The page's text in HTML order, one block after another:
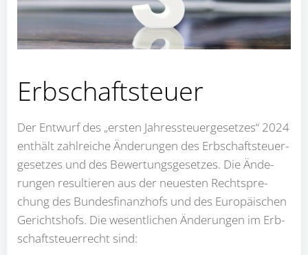
Erb­schaft­steu­er
Der Ent­wurf des „ers­ten Jah­res­steu­er­ge­set­zes“ 2024
ent­hält zahl­rei­che Ände­run­gen des Erb­schaft­steu­er­
ge­set­zes und des Bewer­tungs­ge­set­zes. Die Ände­
run­gen resul­tie­ren aus der neu­es­ten Recht­spre­
chung des Bun­des­fi­nanz­hofs und des Euro­päi­schen
Gerichts­hofs. Die wesent­li­chen Ände­run­gen im Erb­
schaft­steu­er­recht sind: